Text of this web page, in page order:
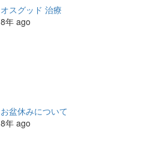
オスグッド 治療
8年 ago
お盆休みについて
8年 ago